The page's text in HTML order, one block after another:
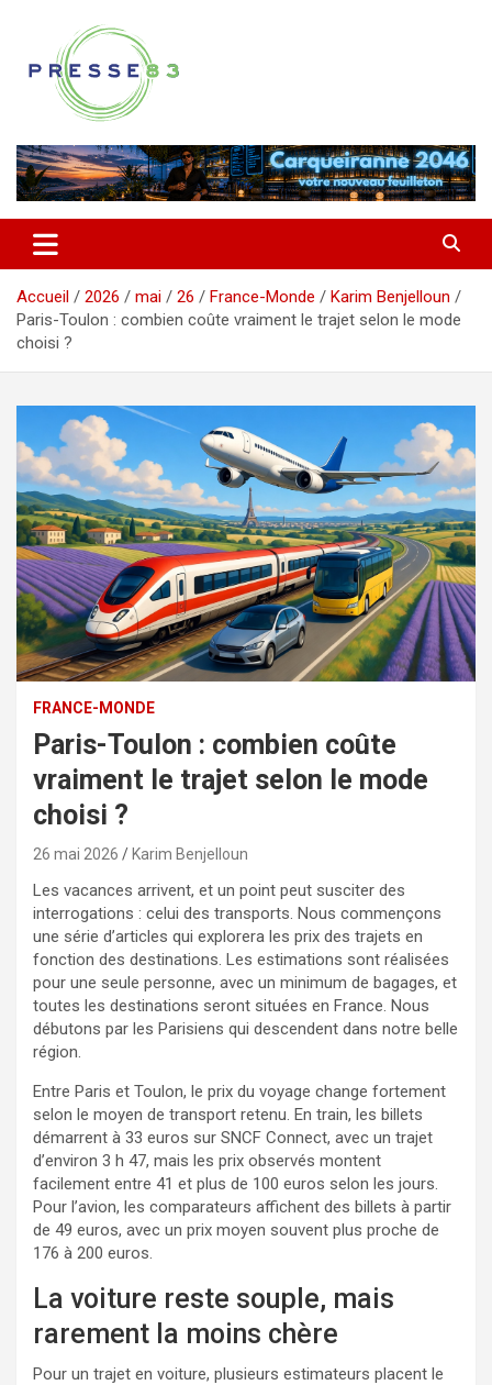
contenu
Presse 83
Accueil 2026 mai 26 France-Monde
Karim Benjelloun
Paris-Toulon : combien coûte vraiment le trajet selon le mode
choisi ?
FRANCE-MONDE
Paris-Toulon : combien coûte
vraiment le trajet selon le mode
choisi ?
26 mai 2026 Karim Benjelloun
Les vacances arrivent, et un point peut susciter des
interrogations : celui des transports. Nous commençons
une série d’articles qui explorera les prix des trajets en
fonction des destinations. Les estimations sont réalisées
pour une seule personne, avec un minimum de bagages, et
toutes les destinations seront situées en France. Nous
débutons par les Parisiens qui descendent dans notre belle
région.
Entre Paris et Toulon, le prix du voyage change fortement
selon le moyen de transport retenu. En train, les billets
démarrent à 33 euros sur SNCF Connect, avec un trajet
d’environ 3 h 47, mais les prix observés montent
facilement entre 41 et plus de 100 euros selon les jours.
Pour l’avion, les comparateurs affichent des billets à partir
de 49 euros, avec un prix moyen souvent plus proche de
176 à 200 euros.
La voiture reste souple, mais
rarement la moins chère
Pour un trajet en voiture, plusieurs estimateurs placent le